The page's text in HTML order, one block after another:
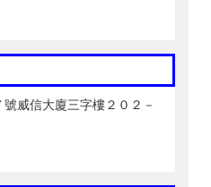
威信大廈三字樓２０２－